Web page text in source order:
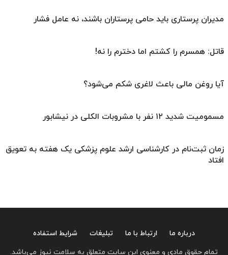
مدیران پرستاری باید حامی پرستاران باشند، نه عامل فشار
قاتل: همسرم را کشتم اما دخترم را نه!
آیا روغن مالی باعث لاغری شکم می‌شود؟
مسمومیت شدید ۱۲ نفر با مشروبات الکلی در نیشابور
زمان ثبت‌نام در کارشناسی ارشد علوم پزشکی یک هفته به تعویق
افتاد
درباره ما ارتباط با ما تبلیغات
شرایط استفاده
تمام حقوق مادی و معنوی این سایت متعلق به سلامت نیوز می‌باشد.